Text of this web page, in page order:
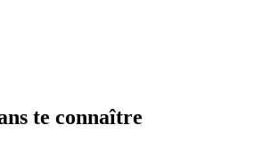
te connaître